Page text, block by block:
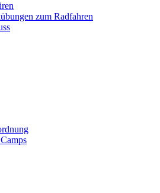
zum Radfahren